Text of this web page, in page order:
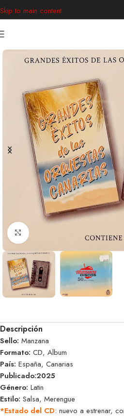
Skip to main content
Clic para ampliar
Descripción
Sello: Manzana
Formato: CD, Album
País: España, Canarias
Publicado:2025
Género: Latin
Estilo: Salsa, Merengue
*Estado del CD: nuevo a estrenar,